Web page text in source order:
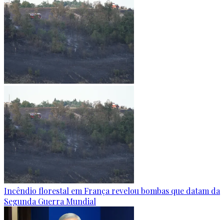
Incêndio florestal em França revelou bombas que datam da
Segunda Guerra Mundial